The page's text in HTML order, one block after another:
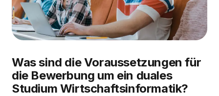
Was sind die Voraussetzungen für
die Bewerbung um ein duales
Studium Wirtschaftsinformatik?